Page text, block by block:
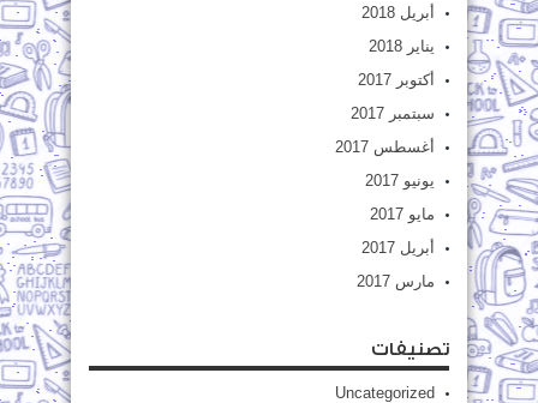
أبريل 2018
يناير 2018
أكتوبر 2017
سبتمبر 2017
أغسطس 2017
يونيو 2017
مايو 2017
أبريل 2017
مارس 2017
تصنيفات
Uncategorized